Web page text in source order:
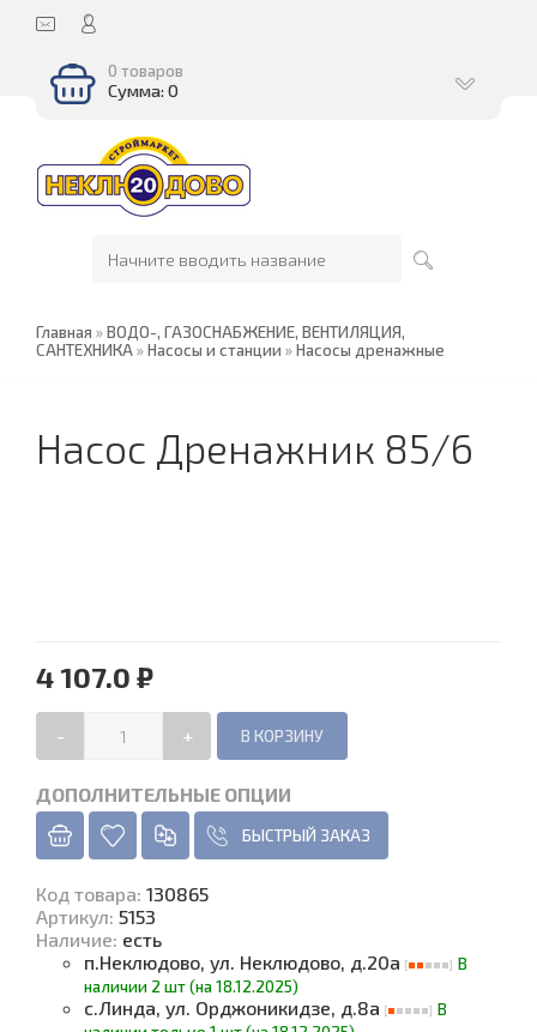
0 товаров
Сумма: 0
Главная »ВОДО-, ГАЗОСНАБЖЕНИЕ, ВЕНТИЛЯЦИЯ,
САНТЕХНИКА»Насосы и станции »Насосы дренажные
Насос Дренажник 85/6
4 107.0 ₽
- +
ДОПОЛНИТЕЛЬНЫЕ ОПЦИИ
БЫСТРЫЙ ЗАКАЗ
Код товара: 130865
Артикул: 5153
Наличие: есть
п.Неклюдово, ул. Неклюдово, д.20а
В
наличии 2 шт (на 18.12.2025)
с.Линда, ул. Орджоникидзе, д.8а
В